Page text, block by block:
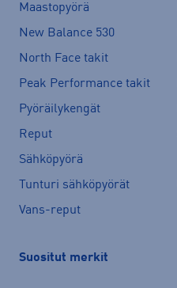
Maastopyörä
New Balance 530
North Face takit
Peak Performance takit
Pyöräilykengät
Reput
Sähköpyörä
Tunturi sähköpyörät
Vans-reput
Suositut merkit